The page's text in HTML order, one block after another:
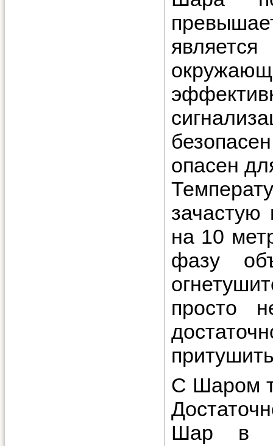
опасен
зачастую
на 10
фазу
просто
С Шаром
Шар в